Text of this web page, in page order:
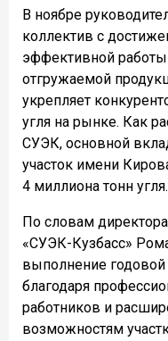
В ноябре
коллектив с
эффективной работы
отгружаемой
укрепляет
угля на рынке. Как
СУЭК, основной
участок имени
4 миллиона тонн угля.
По словам
«СУЭК-Кузбасс»
выполнение
благодаря
работников и
возможностям